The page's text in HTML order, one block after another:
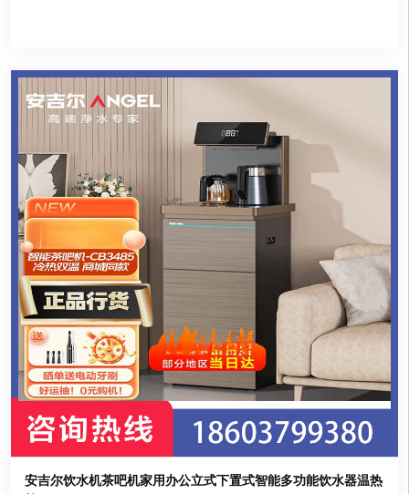
安吉尔饮水机茶吧机家用办公立式下置式智能多功能饮水器温热